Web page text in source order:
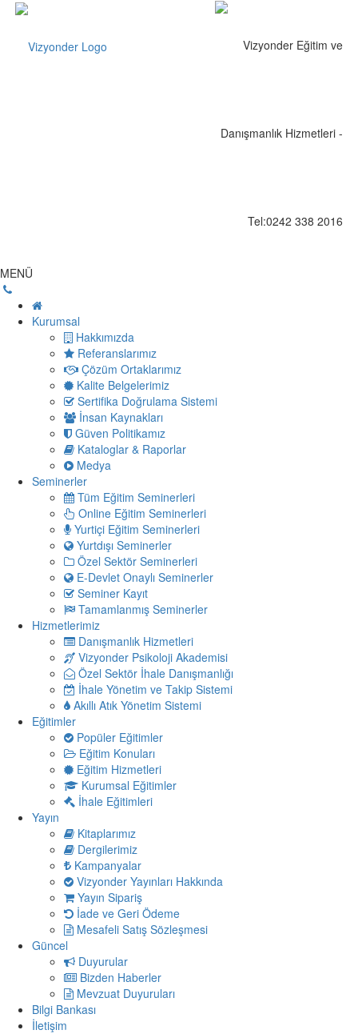
MENÜ
Kurumsal
Hakkımızda
Referanslarımız
Çözüm Ortaklarımız
Kalite Belgelerimiz
Sertifika Doğrulama Sistemi
İnsan Kaynakları
Güven Politikamız
Kataloglar & Raporlar
Medya
Seminerler
Tüm Eğitim Seminerleri
Online Eğitim Seminerleri
Yurtiçi Eğitim Seminerleri
Yurtdışı Seminerler
Özel Sektör Seminerleri
E-Devlet Onaylı Seminerler
Seminer Kayıt
Tamamlanmış Seminerler
Hizmetlerimiz
Danışmanlık Hizmetleri
Vizyonder Psikoloji Akademisi
Özel Sektör İhale Danışmanlığı
İhale Yönetim ve Takip Sistemi
Akıllı Atık Yönetim Sistemi
Eğitimler
Popüler Eğitimler
Eğitim Konuları
Eğitim Hizmetleri
Kurumsal Eğitimler
İhale Eğitimleri
Yayın
Kitaplarımız
Dergilerimiz
Kampanyalar
Vizyonder Yayınları Hakkında
Yayın Sipariş
İade ve Geri Ödeme
Mesafeli Satış Sözleşmesi
Güncel
Duyurular
Bizden Haberler
Mevzuat Duyuruları
Bilgi Bankası
İletişim